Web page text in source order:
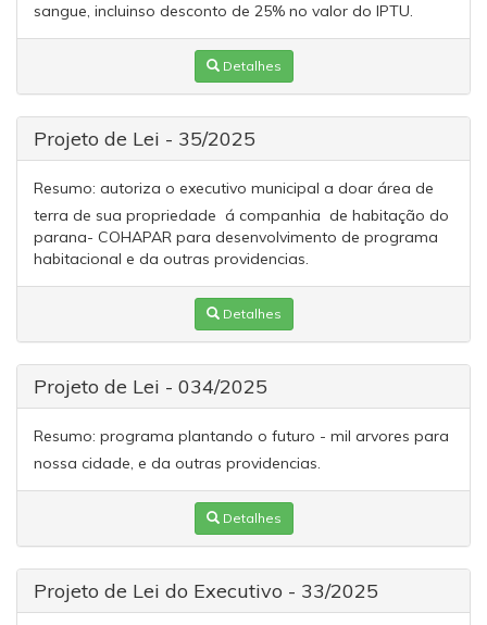
sangue, incluinso desconto de 25% no valor do IPTU.
Detalhes
Projeto de Lei - 35/2025
Resumo: autoriza o executivo municipal a doar área de
terra de sua propriedade á companhia de habitação do
parana- COHAPAR para desenvolvimento de programa
habitacional e da outras providencias.
Detalhes
Projeto de Lei - 034/2025
Resumo: programa plantando o futuro - mil arvores para
nossa cidade, e da outras providencias.
Detalhes
Projeto de Lei do Executivo - 33/2025